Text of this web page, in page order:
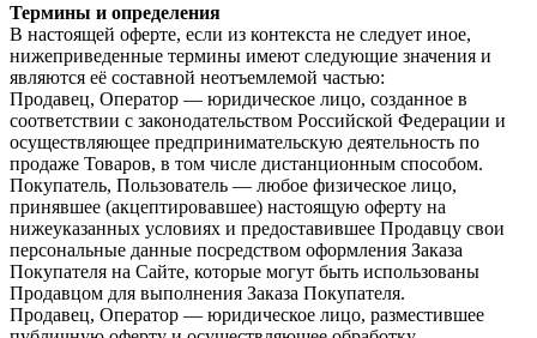
Термины и определения
В настоящей оферте, если из контекста не следует иное,
нижеприведенные термины имеют следующие значения и
являются её составной неотъемлемой частью:
Продавец, Оператор — юридическое лицо, созданное в
соответствии c законодательством Российской Федерации и
осуществляющее предпринимательскую деятельность по
продаже Товаров, в том числе дистанционным способом.
Покупатель, Пользователь — любое физическое лицо,
принявшее (акцептировавшее) настоящую оферту на
нижеуказанных условиях и предоставившее Продавцу свои
персональные данные посредством оформления Заказа
Покупателя на Сайте, которые могут быть использованы
Продавцом для выполнения Заказа Покупателя.
Продавец, Оператор — юридическое лицо, разместившее